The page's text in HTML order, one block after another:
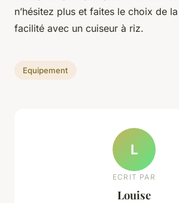
n’hésitez plus et faites le choix de
facilité avec un cuiseur à riz.
Equipement
L
ECRIT PAR
Louise